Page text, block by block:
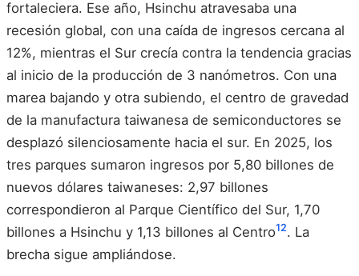
fortaleciera. Ese año, Hsinchu atravesaba una
recesión global, con una caída de ingresos cercana al
12%, mientras el Sur crecía contra la tendencia gracias
al inicio de la producción de 3 nanómetros. Con una
marea bajando y otra subiendo, el centro de gravedad
de la manufactura taiwanesa de semiconductores se
desplazó silenciosamente hacia el sur. En 2025, los
tres parques sumaron ingresos por 5,80 billones de
nuevos dólares taiwaneses: 2,97 billones
correspondieron al Parque Científico del Sur, 1,70
billones a Hsinchu y 1,13 billones al Centro12. La
brecha sigue ampliándose.